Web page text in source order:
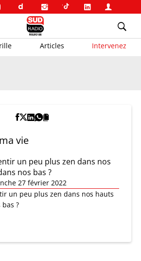
Articles Intervenez
vie
un peu plus zen dans nos
nos bas ?
27 février 2022
un peu plus zen dans nos hauts
?